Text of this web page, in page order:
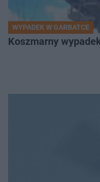
WYPADEK W GARBATCE
Koszmarny